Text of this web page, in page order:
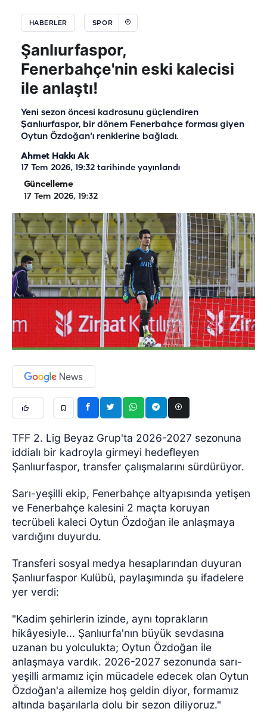
HABERLER SPOR
Şanlıurfaspor,
Fenerbahçe'nin eski kalecisi
ile anlaştı!
Yeni sezon öncesi kadrosunu güçlendiren
Şanlıurfaspor, bir dönem Fenerbahçe forması giyen
Oytun Özdoğan'ı renklerine bağladı.
Ahmet Hakkı Ak
17 Tem 2026, 19:32 tarihinde yayınlandı
Güncelleme
17 Tem 2026, 19:32
TFF 2. Lig Beyaz Grup'ta 2026-2027 sezonuna
iddialı bir kadroyla girmeyi hedefleyen
Şanlıurfaspor, transfer çalışmalarını sürdürüyor.
Sarı-yeşilli ekip, Fenerbahçe altyapısında yetişen
ve Fenerbahçe kalesini 2 maçta koruyan
tecrübeli kaleci Oytun Özdoğan ile anlaşmaya
vardığını duyurdu.
Transferi sosyal medya hesaplarından duyuran
Şanlıurfaspor Kulübü, paylaşımında şu ifadelere
yer verdi:
"Kadim şehirlerin izinde, aynı toprakların
hikâyesiyle... Şanlıurfa'nın büyük sevdasına
uzanan bu yolculukta; Oytun Özdoğan ile
anlaşmaya vardık. 2026-2027 sezonunda sarı-
yeşilli armamız için mücadele edecek olan Oytun
Özdoğan'a ailemize hoş geldin diyor, formamız
altında başarılarla dolu bir sezon diliyoruz."